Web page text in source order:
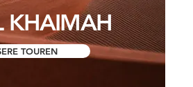
KHAIMAH
TOUREN